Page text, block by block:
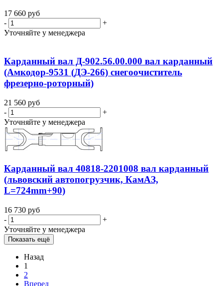
17 660 руб
-
+
Уточняйте у менеджера
Карданный вал Д-902.56.00.000 вал карданный
(Амкодор-9531 (ДЭ-266) снегоочиститель
фрезерно-роторный)
21 560 руб
-
+
Уточняйте у менеджера
Карданный вал 40818-2201008 вал карданный
(львовский автопогрузчик, КамАЗ,
L=724mm+90)
16 730 руб
-
+
Уточняйте у менеджера
Показать ещё
Назад
1
2
Вперед